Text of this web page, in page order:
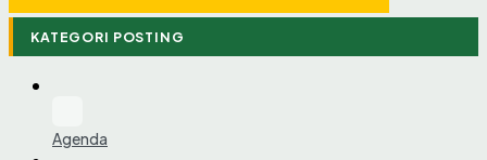
KATEGORI POSTING
Agenda